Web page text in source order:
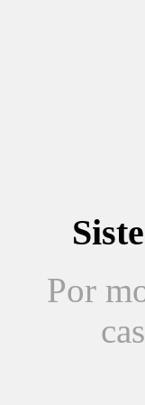
Por